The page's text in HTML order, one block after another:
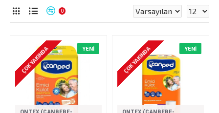
0
YENI
ÇOK YAKINDA YENI
ÇOK YAKINDA